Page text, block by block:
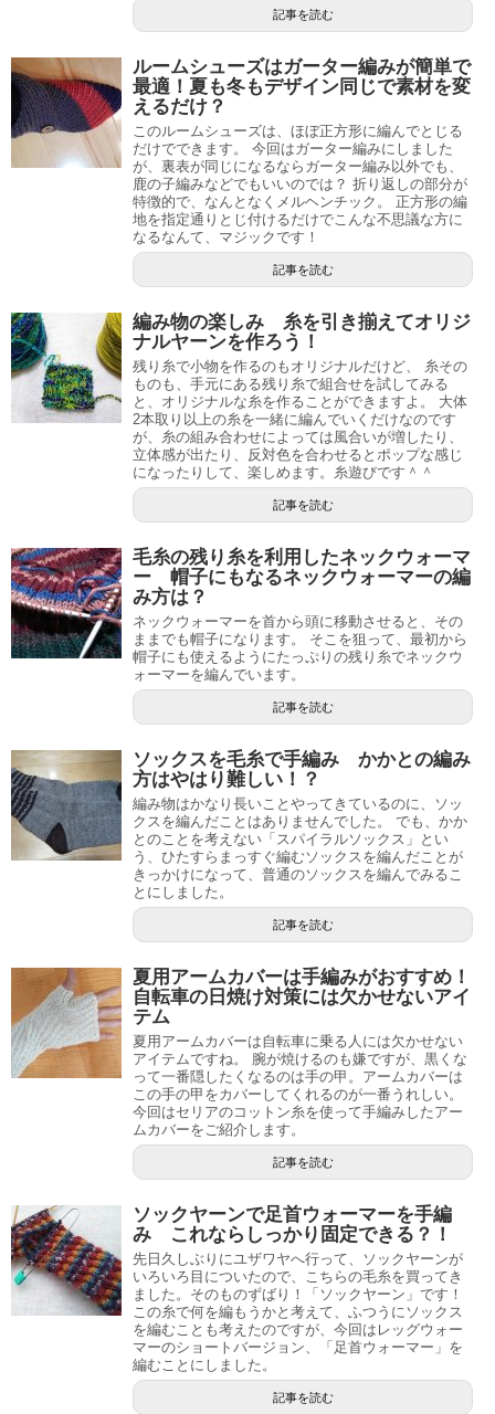
記事を読む
ルームシューズはガーター編みが簡単で
最適！夏も冬もデザイン同じで素材を変
えるだけ？
このルームシューズは、ほぼ正方形に編んでとじる
だけでできます。 今回はガーター編みにしました
が、裏表が同じになるならガーター編み以外でも、
鹿の子編みなどでもいいのでは？ 折り返しの部分が
特徴的で、なんとなくメルヘンチック。 正方形の編
地を指定通りとじ付けるだけでこんな不思議な方に
なるなんて、マジックです！
記事を読む
編み物の楽しみ 糸を引き揃えてオリジ
ナルヤーンを作ろう！
残り糸で小物を作るのもオリジナルだけど、 糸その
ものも、手元にある残り糸で組合せを試してみる
と、オリジナルな糸を作ることができますよ。 大体
2本取り以上の糸を一緒に編んでいくだけなのです
が、糸の組み合わせによっては風合いが増したり、
立体感が出たり、反対色を合わせるとポップな感じ
になったりして、楽しめます。糸遊びです＾＾
記事を読む
毛糸の残り糸を利用したネックウォーマ
ー 帽子にもなるネックウォーマーの編
み方は？
ネックウォーマーを首から頭に移動させると、その
ままでも帽子になります。 そこを狙って、最初から
帽子にも使えるようにたっぷりの残り糸でネックウ
ォーマーを編んでいます。
記事を読む
ソックスを毛糸で手編み かかとの編み
方はやはり難しい！？
編み物はかなり長いことやってきているのに、ソッ
クスを編んだことはありませんでした。 でも、かか
とのことを考えない「スパイラルソックス」とい
う、ひたすらまっすぐ編むソックスを編んだことが
きっかけになって、普通のソックスを編んでみるこ
とにしました。
記事を読む
夏用アームカバーは手編みがおすすめ！
自転車の日焼け対策には欠かせないアイ
テム
夏用アームカバーは自転車に乗る人には欠かせない
アイテムですね。 腕が焼けるのも嫌ですが、黒くな
って一番隠したくなるのは手の甲。アームカバーは
この手の甲をカバーしてくれるのが一番うれしい。
今回はセリアのコットン糸を使って手編みしたアー
ムカバーをご紹介します。
記事を読む
ソックヤーンで足首ウォーマーを手編
み これならしっかり固定できる？！
先日久しぶりにユザワヤへ行って、ソックヤーンが
いろいろ目についたので、こちらの毛糸を買ってき
ました。そのものずばり！「ソックヤーン」です！
この糸で何を編もうかと考えて、ふつうにソックス
を編むことも考えたのですが、今回はレッグウォー
マーのショートバージョン、「足首ウォーマー」を
編むことにしました。
記事を読む